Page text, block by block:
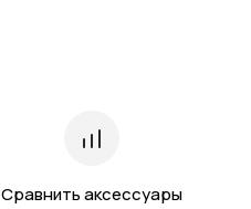
Сравнить аксессуары